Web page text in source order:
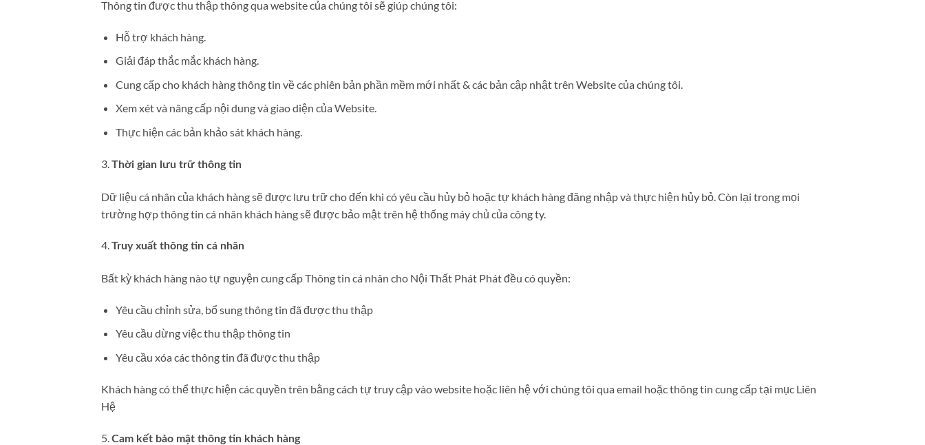
Thông tin được thu thập thông qua website của chúng tôi sẽ giúp chúng tôi:
Hỗ trợ khách hàng.
Giải đáp thắc mắc khách hàng.
Cung cấp cho khách hàng thông tin về các phiên bản phần mềm mới nhất & các bản cập nhật trên Website của chúng tôi.
Xem xét và nâng cấp nội dung và giao diện của Website.
Thực hiện các bản khảo sát khách hàng.
3. Thời gian lưu trữ thông tin
Dữ liệu cá nhân của khách hàng sẽ được lưu trữ cho đến khi có yêu cầu hủy bỏ hoặc tự khách hàng đăng nhập và thực hiện hủy bỏ. Còn lại trong mọi
trường hợp thông tin cá nhân khách hàng sẽ được bảo mật trên hệ thống máy chủ của công ty.
4.Truy xuất thông tin cá nhân
Bất kỳ khách hàng nào tự nguyện cung cấp Thông tin cá nhân cho Nội Thất Phát Phát đều có quyền:
Yêu cầu chỉnh sửa, bổ sung thông tin đã được thu thập
Yêu cầu dừng việc thu thập thông tin
Yêu cầu xóa các thông tin đã được thu thập
Khách hàng có thể thực hiện các quyền trên bằng cách tự truy cập vào website hoặc liên hệ với chúng tôi qua email hoặc thông tin cung cấp tại mục Liên
Hệ
5. Cam kết bảo mật thông tin khách hàng